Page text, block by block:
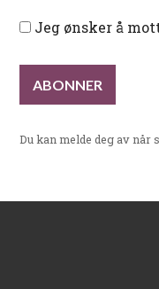
Jeg ønsker å
Du kan melde deg av når